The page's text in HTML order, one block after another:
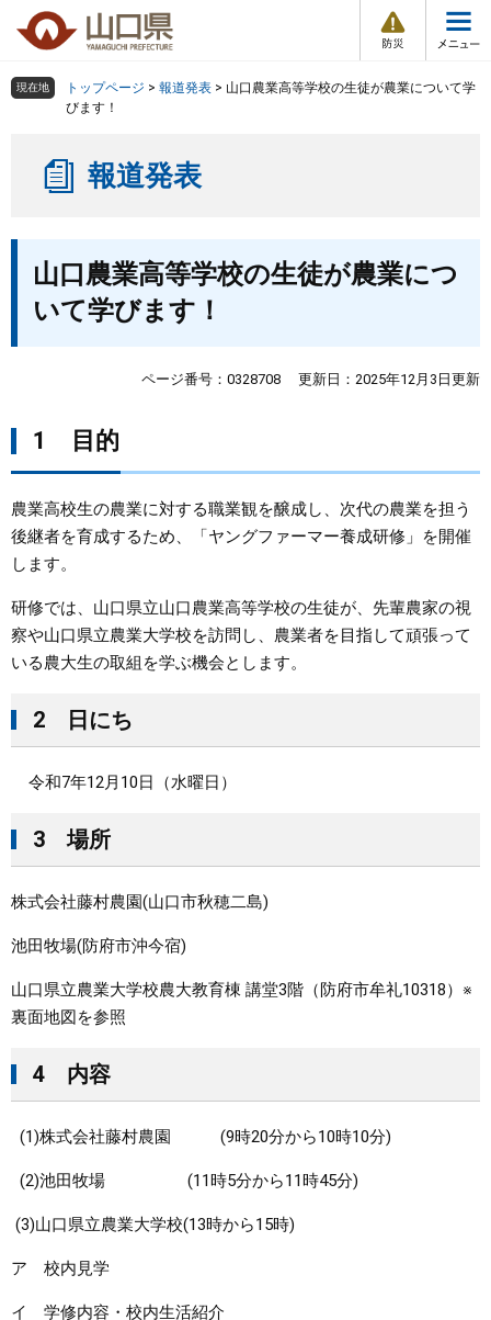
の
ー
情
報
メ
ュ
組織で探す
くらし・環境
しごと・産業・観光
まちづくり
検索の仕方 組織で探す
現在地 トップページ > 報道発表 > 山口農業高等学校の生徒が農業について学
びます！
報道発表
山口農業高等学校の生徒が農業につ
いて学びます！
ページ番号：0328708 更新日：2025年12月3日更新
1 目的
農業高校生の農業に対する職業観を醸成し、次代の農業を担う
後継者を育成するため、「ヤングファーマー養成研修」を開催
します。
研修では、山口県立山口農業高等学校の生徒が、先輩農家の視
察や山口県立農業大学校を訪問し、農業者を目指して頑張って
いる農大生の取組を学ぶ機会とします。
2 日にち
令和7年12月10日（水曜日）
3 場所
株式会社藤村農園(山口市秋穂二島)
池田牧場(防府市沖今宿)
山口県立農業大学校農大教育棟 講堂3階（防府市牟礼10318）※
裏面地図を参照
4 内容
(1)株式会社藤村農園 (9時20分から10時10分)
(2)池田牧場 (11時5分から11時45分)
(3)山口県立農業大学校(13時から15時)
ア 校内見学
イ 学修内容・校内生活紹介